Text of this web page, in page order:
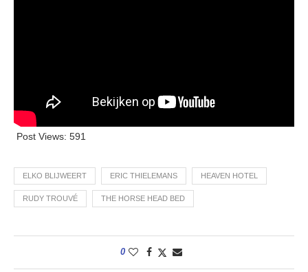
Post Views: 591
ELKO BLIJWEERT ERIC THIELEMANS HEAVEN HOTEL
RUDY TROUVÉ THE HORSE HEAD BED
0